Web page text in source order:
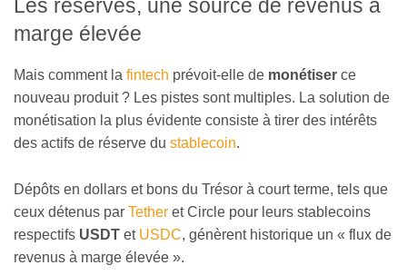
Les réserves, une source de revenus à
marge élevée
Mais comment la fintech prévoit-elle de monétiser ce
nouveau produit ? Les pistes sont multiples. La solution de
monétisation la plus évidente consiste à tirer des intérêts
des actifs de réserve du stablecoin.
Dépôts en dollars et bons du Trésor à court terme, tels que
ceux détenus par Tether et Circle pour leurs stablecoins
respectifs USDT et USDC, génèrent historique un « flux de
revenus à marge élevée ».